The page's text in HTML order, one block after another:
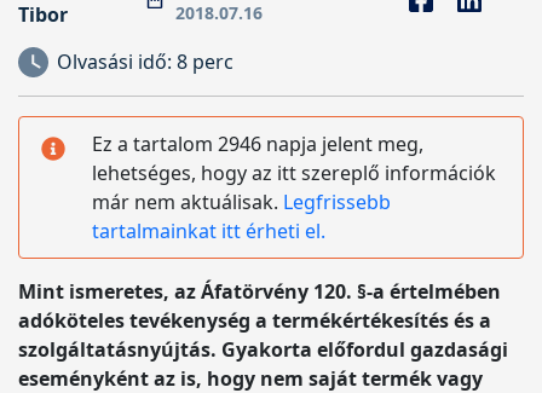
Tibor
2018.07.16
Olvasási idő: 8 perc
Ez a tartalom 2946 napja jelent meg,
lehetséges, hogy az itt szereplő információk
már nem aktuálisak. Legfrissebb
tartalmainkat itt érheti el.
Mint ismeretes, az Áfatörvény 120. §-a értelmében
adóköteles tevékenység a termékértékesítés és a
szolgáltatásnyújtás. Gyakorta előfordul gazdasági
eseményként az is, hogy nem saját termék vagy